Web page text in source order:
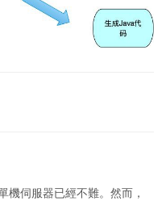
機伺服器已經不難。 然而，